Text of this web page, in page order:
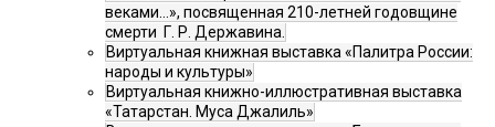
веками…», посвященная 210-летней годовщине
смерти Г. Р. Державина.
Виртуальная книжная выставка «Палитра России:
народы и культуры»
Виртуальная книжно-иллюстративная выставка
«Татарстан. Муса Джалиль»